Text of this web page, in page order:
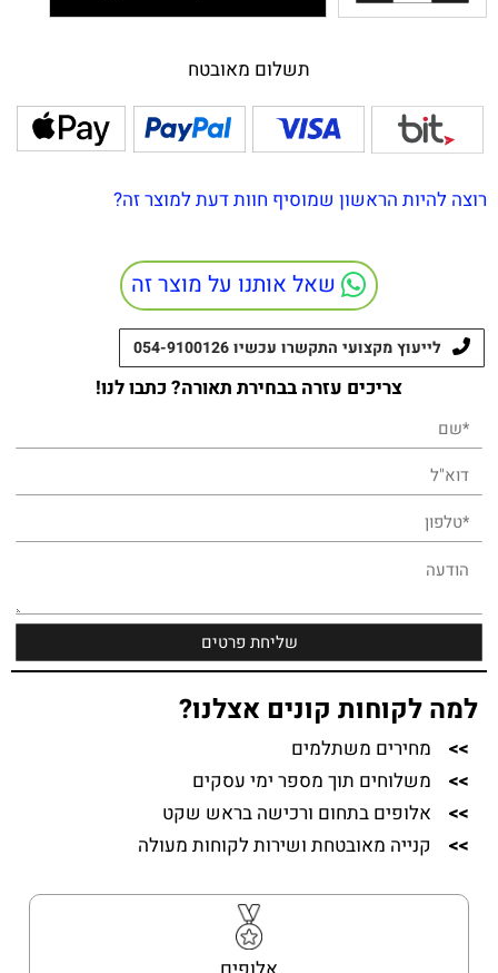
תשלום מאובטח
רוצה להיות הראשון שמוסיף חוות דעת למוצר זה?
שאל אותנו על מוצר זה
לייעוץ מקצועי התקשרו עכשיו 054-9100126
צריכים עזרה בבחירת תאורה? כתבו לנו!
למה לקוחות קונים אצלנו?
>>
מחירים משתלמים
>>
משלוחים תוך מספר ימי עסקים
>>
אלופים בתחום ורכישה בראש שקט
>>
קנייה מאובטחת ושירות לקוחות מעולה